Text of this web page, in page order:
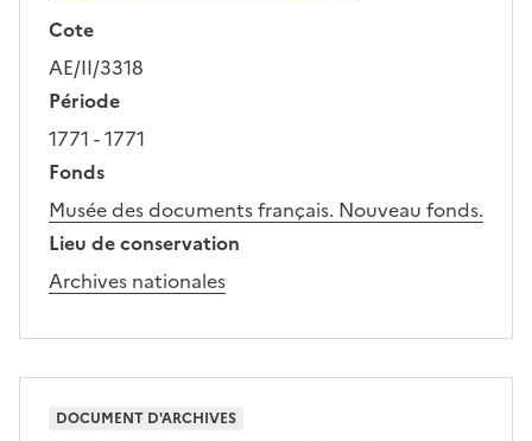
Cote
AE/II/3318
Période
1771 - 1771
Fonds
Musée des documents français. Nouveau fonds.
Lieu de conservation
Archives nationales
DOCUMENT D'ARCHIVES